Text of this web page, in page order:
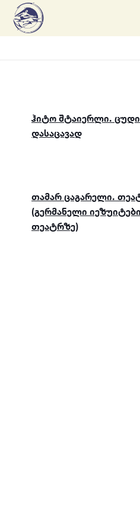
ჰიტო შტაიერლი.
დასაცავად
თამარ ცაგარელი.
(გერმანელი
თეატრზე)